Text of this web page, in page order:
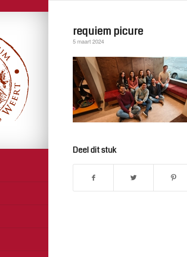
requiem picure
5 maart 2024
Deel dit stuk